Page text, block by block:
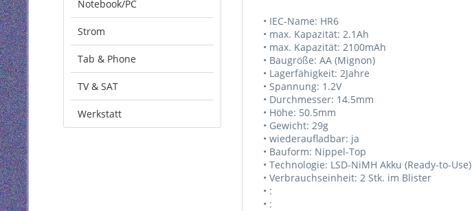
Notebook/PC
Strom
Tab & Phone
TV & SAT
Werkstatt
• IEC-Name: HR6
• max. Kapazität: 2.1Ah
• max. Kapazität: 2100mAh
• Baugröße: AA (Mignon)
• Lagerfähigkeit: 2Jahre
• Spannung: 1.2V
• Durchmesser: 14.5mm
• Höhe: 50.5mm
• Gewicht: 29g
• wiederaufladbar: ja
• Bauform: Nippel-Top
• Technologie: LSD-NiMH Akku (Ready-to-Use)
• Verbrauchseinheit: 2 Stk. im Blister
• :
• :